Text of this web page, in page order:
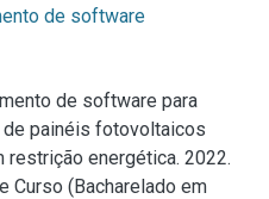
de software
de software para
painéis fotovoltaicos
energética. 2022.
Curso (Bacharelado em